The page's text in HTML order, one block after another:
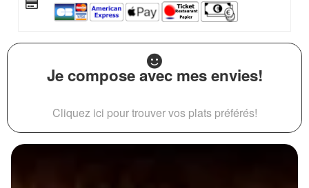
Je compose avec mes envies!
Cliquez ici pour trouver vos plats préférés!